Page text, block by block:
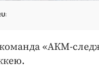
команда «АКМ-